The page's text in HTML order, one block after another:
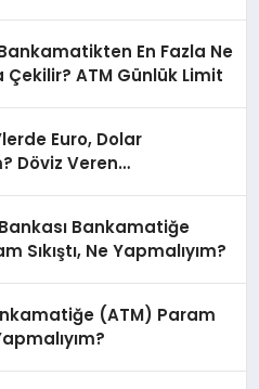
En Fazla Ne
Çekilir? ATM Günlük Limit
Euro, Dolar
Döviz Veren
Bankamatiğe
Sıkıştı, Ne Yapmalıyım?
(ATM) Param